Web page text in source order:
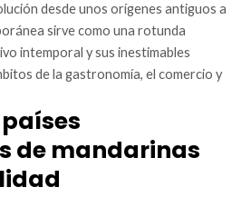
desde unos orígenes antiguos a
sirve como una rotunda
intemporal y sus inestimables
de la gastronomía, el comercio y
de mandarinas